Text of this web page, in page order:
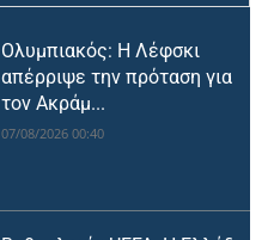
Ολυμπιακός: Η Λέφσκι
απέρριψε την πρόταση για
τον Ακράμ...
07/08/2026 00:40